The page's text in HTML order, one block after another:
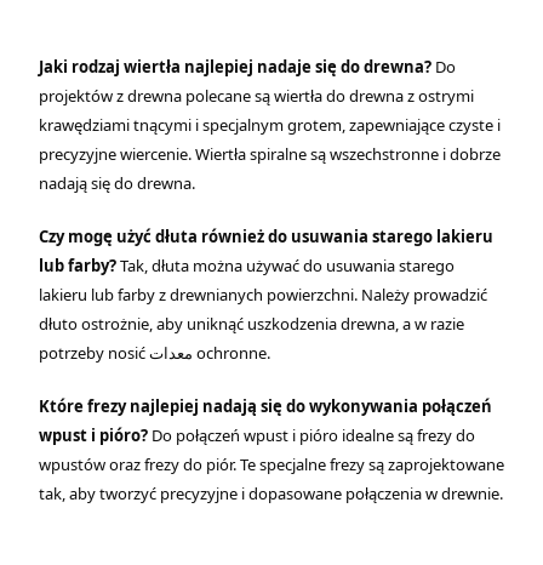
Jaki rodzaj wiertła najlepiej nadaje się do drewna? Do
projektów z drewna polecane są wiertła do drewna z ostrymi
krawędziami tnącymi i specjalnym grotem, zapewniające czyste i
precyzyjne wiercenie. Wiertła spiralne są wszechstronne i dobrze
nadają się do drewna.
Czy mogę użyć dłuta również do usuwania starego lakieru
lub farby?Tak, dłuta można używać do usuwania starego
lakieru lub farby z drewnianych powierzchni. Należy prowadzić
dłuto ostrożnie, aby uniknąć uszkodzenia drewna, a w razie
potrzeby nosić معدات ochronne.
Które frezy najlepiej nadają się do wykonywania połączeń
wpust i pióro? Do połączeń wpust i pióro idealne są frezy do
wpustów oraz frezy do piór. Te specjalne frezy są zaprojektowane
tak, aby tworzyć precyzyjne i dopasowane połączenia w drewnie.